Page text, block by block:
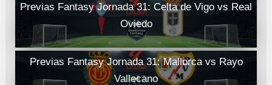
Previas Fantasy Jornada 31: Celta de Vigo vs Real
Oviedo
Previas Fantasy Jornada 31: Mallorca vs Rayo
Vallecano